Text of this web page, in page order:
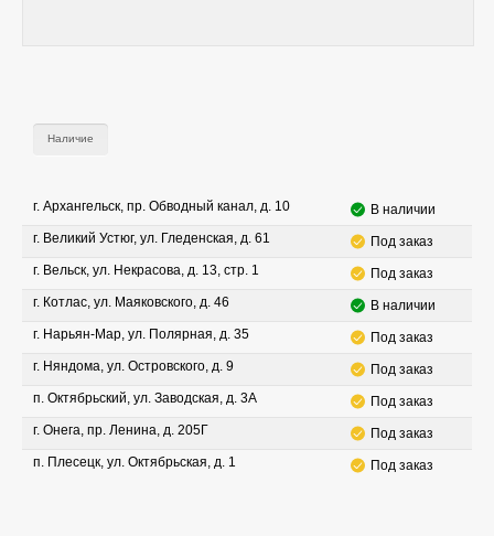
Наличие
г. Архангельск, пр. Обводный канал, д. 10
В наличии
г. Великий Устюг, ул. Гледенская, д. 61
Под заказ
г. Вельск, ул. Некрасова, д. 13, стр. 1
Под заказ
г. Котлас, ул. Маяковского, д. 46
В наличии
г. Нарьян-Мар, ул. Полярная, д. 35
Под заказ
г. Няндома, ул. Островского, д. 9
Под заказ
п. Октябрьский, ул. Заводская, д. 3А
Под заказ
г. Онега, пр. Ленина, д. 205Г
Под заказ
п. Плесецк, ул. Октябрьская, д. 1
Под заказ